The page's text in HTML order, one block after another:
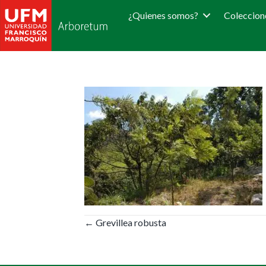
¿Quienes somos?
Posts
← Grevillea robusta